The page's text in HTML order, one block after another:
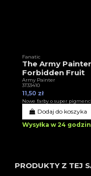
Fanatic
The Army
Forbidden Fruit
Army Painter
3T33410
11,50 zł
Nowe farby o super
Dodaj do koszyka
Wysyłka w 24 godzin
PRODUKTY Z TEJ